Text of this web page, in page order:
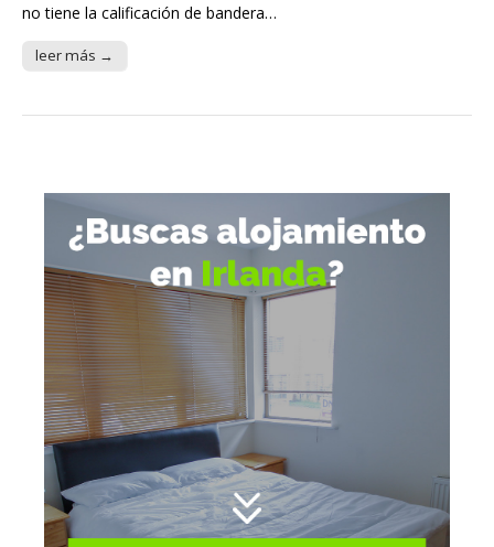
no tiene la calificación de bandera…
leer más →